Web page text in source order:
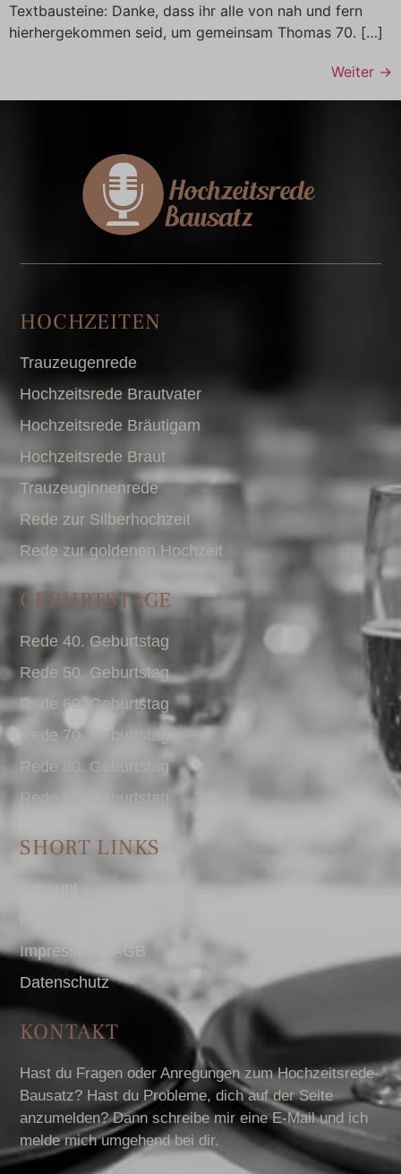
Textbausteine: Danke, dass ihr alle von nah und fern
hierhergekommen seid, um gemeinsam Thomas 70. […]
Weiter →
HOCHZEITEN
Trauzeugenrede
Hochzeitsrede Brautvater
Hochzeitsrede Bräutigam
Hochzeitsrede Braut
Trauzeuginnenrede
Rede zur Silberhochzeit
Rede zur goldenen Hochzeit
GEBURTSTAGE
Rede 40. Geburtstag
Rede 50. Geburtstag
Rede 60. Geburtstag
Rede 70. Geburtstag
Rede 80. Geburtstag
Rede 90. Geburtstag
SHORT LINKS
Account
Impressum I AGB
Datenschutz
KONTAKT
Hast du Fragen oder Anregungen zum Hochzeitsrede-
Bausatz? Hast du Probleme, dich auf der Seite
anzumelden? Dann schreibe mir eine E-Mail und ich
melde mich umgehend bei dir.